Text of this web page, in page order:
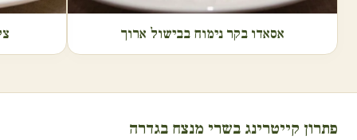
אסאדו בקר נימוח בבישול ארוך
פתרון קייטרינג בשרי מנצח בגדרה